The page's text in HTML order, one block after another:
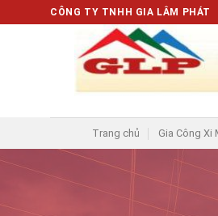
đến
CÔNG TY TNHH GIA LÂM PHÁT
Trang chủ Gia Công Xi
Có vẻ như chúng tôi không